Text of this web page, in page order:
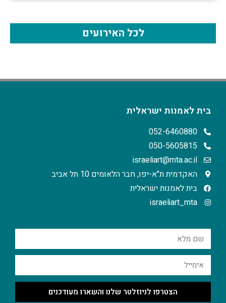
לכל האירועים
בית לאמנות ישראלית
052-6460880
050-5605815
israeliart@mta.ac.il
האקדמית ת"א-יפו, חבר הלאומים 10 תל אביב
בית לאמנות ישראלית
israeliart_mta
הצטרפו לניוזלטר שלנו והשארו מעודכנים